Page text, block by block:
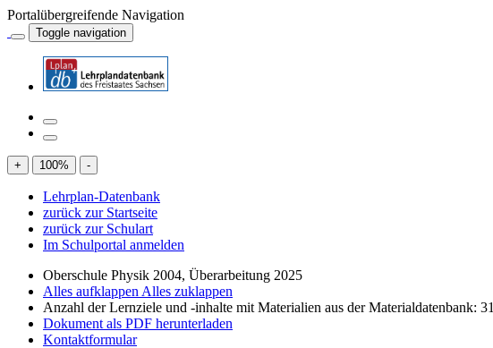
Portalübergreifende Navigation
Toggle navigation
+ 100% -
Lehrplan-Datenbank
zurück zur Startseite
zurück zur Schulart
Im Schulportal anmelden
Oberschule Physik 2004, Überarbeitung 2025
Alles aufklappen Alles zuklappen
Anzahl der Lernziele und -inhalte mit Materialien aus der Materialdatenbank: 31
Dokument als PDF herunterladen
Kontaktformular